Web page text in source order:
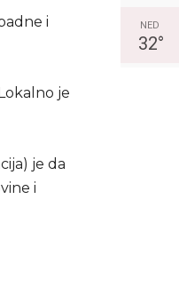
i
je
je da
i
NED
32°